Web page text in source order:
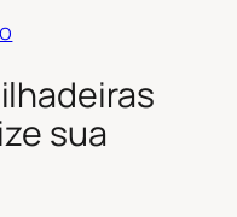
sua